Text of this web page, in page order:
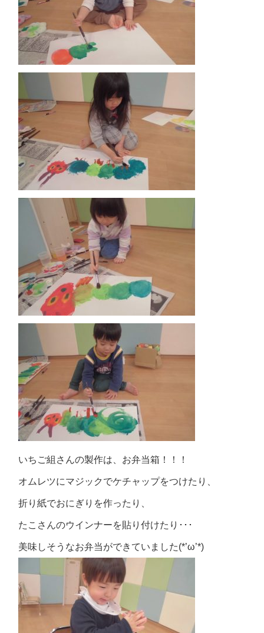
いちご組さんの製作は、お弁当箱！！！
オムレツにマジックでケチャップをつけたり、
折り紙でおにぎりを作ったり、
たこさんのウインナーを貼り付けたり･･･
美味しそうなお弁当ができていました(*’ω’*)